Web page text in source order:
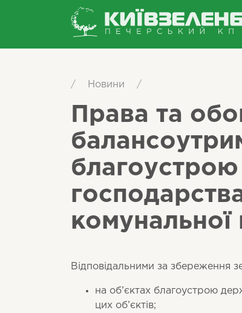
/ Новини /
Права та
комунальної
Відповідальними за збереження
на об’єктах благоустрою
цих об’єктів;